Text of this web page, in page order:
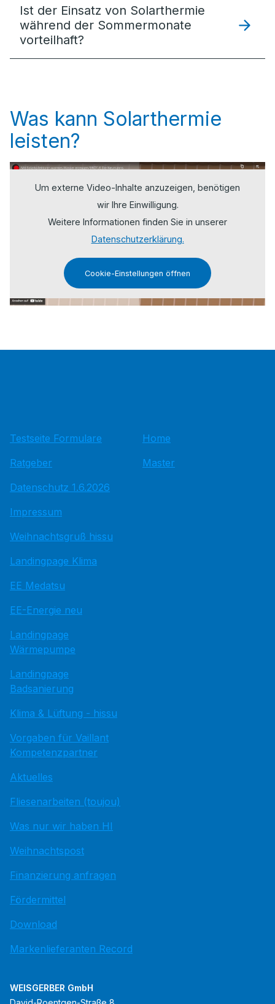
Ist der Einsatz von Solarthermie
während der Sommermonate
vorteilhaft?
Was kann Solarthermie
leisten?
Um externe Video-Inhalte anzuzeigen, benötigen
wir Ihre Einwilligung.
Weitere Informationen finden Sie in unserer
Datenschutzerklärung.
Cookie-Einstellungen öffnen
Testseite Formulare
Ratgeber
Datenschutz 1.6.2026
Impressum
Weihnachtsgruß hissu
Landingpage Klima
EE Medatsu
EE-Energie neu
Landingpage
Wärmepumpe
Landingpage
Badsanierung
Klima & Lüftung - hissu
Vorgaben für Vaillant
Kompetenzpartner
Aktuelles
Fliesenarbeiten (toujou)
Was nur wir haben HI
Weihnachtspost
Finanzierung anfragen
Fördermittel
Download
Markenlieferanten Record
Home
Master
WEISGERBER GmbH